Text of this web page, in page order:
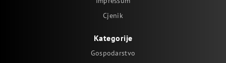
Cjenik
Kategorije
Gospodarstvo